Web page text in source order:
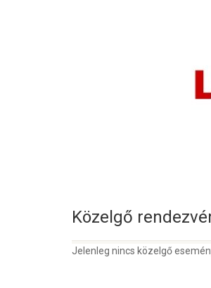
Közelgő
Jelenleg nincs közelgő